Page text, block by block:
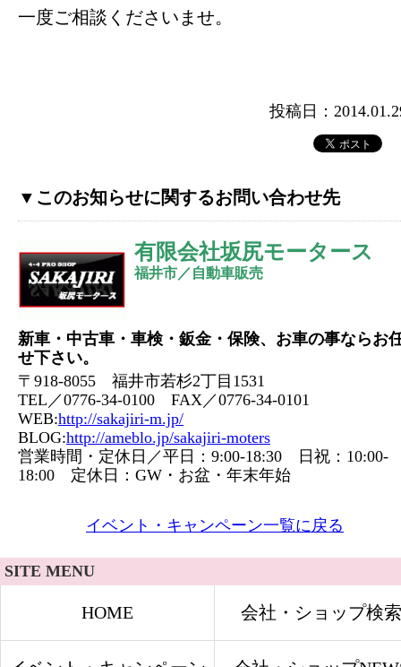
一度ご相談くださいませ。
投稿日：
▼このお知らせに関するお問い合わせ先
有限会社坂尻モータース
福井市／自動車販売
新車・中古車・車検・鈑金・保険、お車の事ならお
せ下さい。
〒918-8055 福井市若杉2丁目1531
TEL／0776-34-0100 FAX／0776-34-0101
WEB:http://sakajiri-m.jp/
BLOG:http://ameblo.jp/sakajiri-moters
営業時間・定休日／平日：9:00-18:30 日祝：10:00-
18:00 定休日：GW・お盆・年末年始
イベント・キャンペーン一覧に戻る
SITE MENU
HOME 会社・ショップ検索